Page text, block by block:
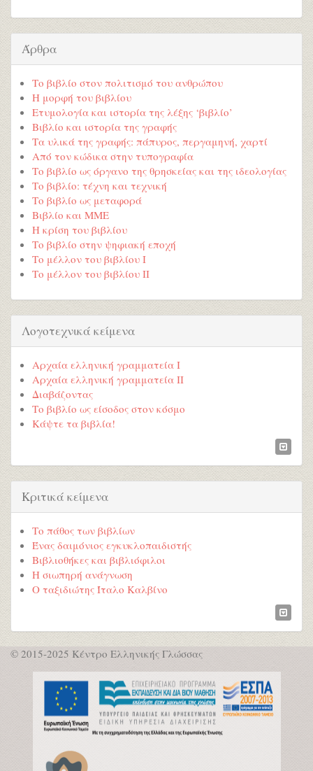
Άρθρα
Το βιβλίο στον πολιτισμό του ανθρώπου
Η μορφή του βιβλίου
Ετυμολογία και ιστορία της λέξης ‘βιβλίο’
Βιβλίο και ιστορία της γραφής
Τα υλικά της γραφής: πάπυρος, περγαμηνή, χαρτί
Από τον κώδικα στην τυπογραφία
Το βιβλίο ως όργανο της θρησκείας και της ιδεολογίας
Το βιβλίο: τέχνη και τεχνική
Το βιβλίο ως μεταφορά
Βιβλίο και ΜΜΕ
Η κρίση του βιβλίου
Το βιβλίο στην ψηφιακή εποχή
Το μέλλον του βιβλίου Ι
Το μέλλον του βιβλίου ΙΙ
Λογοτεχνικά κείμενα
Αρχαία ελληνική γραμματεία Ι
Αρχαία ελληνική γραμματεία ΙΙ
Διαβάζοντας
Το βιβλίο ως είσοδος στον κόσμο
Κάψτε τα βιβλία!
Κριτικά κείμενα
Το πάθος των βιβλίων
Ένας δαιμόνιος εγκυκλοπαιδιστής
Βιβλιοθήκες και βιβλιόφιλοι
Η σιωπηρή ανάγνωση
Ο ταξιδιώτης Ίταλο Καλβίνο
© 2015-2025 Κέντρο Ελληνικής Γλώσσας